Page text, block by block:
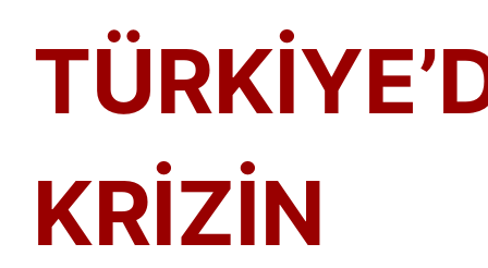
KRİZİN